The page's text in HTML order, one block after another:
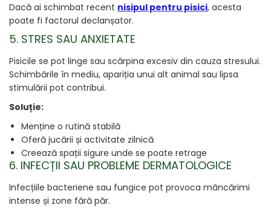
Dacă ai schimbat recent nisipul pentru pisici, acesta
poate fi factorul declanșator.
5. STRES SAU ANXIETATE
Pisicile se pot linge sau scărpina excesiv din cauza stresului.
Schimbările în mediu, apariția unui alt animal sau lipsa
stimulării pot contribui.
Soluție:
Menține o rutină stabilă
Oferă jucării și activitate zilnică
Creează spații sigure unde se poate retrage
6. INFECȚII SAU PROBLEME DERMATOLOGICE
Infecțiile bacteriene sau fungice pot provoca mâncărimi
intense și zone fără păr.